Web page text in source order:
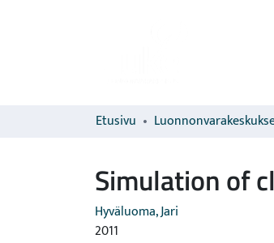
Etusivu
Simulation of
Hyväluoma, Jari
2011